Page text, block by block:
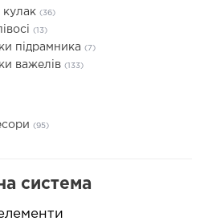
кулак (36)
(13)
підрамника (7)
важелів (133)
(95)
система
елементи